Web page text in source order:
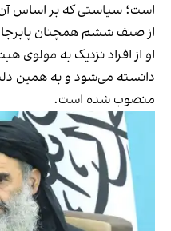
است؛ سیاستی که بر اساس
از صنف ششم همچنان
او از افراد نزدیک به مولوی
دانسته می‌شود و به همین
منصوب شده است.